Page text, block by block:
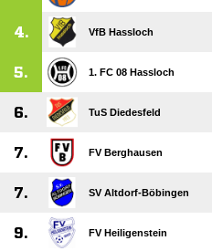
4. VfB Hassloch
5. 1. FC 08 Hassloch
6. TuS Diedesfeld
7. FV Berghausen
7. SV Altdorf-Böbingen
9. FV Heiligenstein